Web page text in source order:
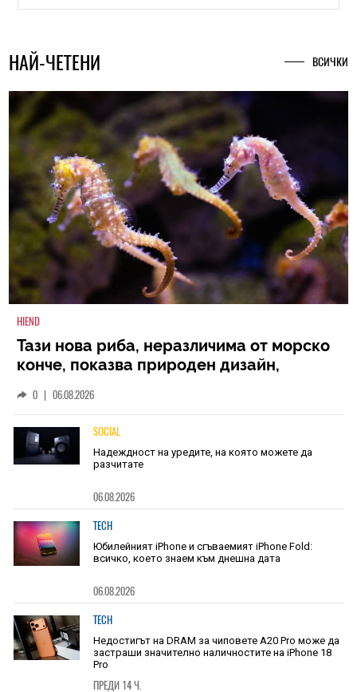
НАЙ-ЧЕТЕНИ ВСИЧКИ
HIEND
Тази нова риба, неразличима от морско
конче, показва природен дизайн,
0 | 06.08.2026
SOCIAL
Надеждност на уредите, на която можете да
разчитате
06.08.2026
TECH
Юбилейният iPhone и сгъваемият iPhone Fold:
всичко, което знаем към днешна дата
06.08.2026
TECH
Недостигът на DRAM за чиповете A20 Pro може да
застраши значително наличностите на iPhone 18
Pro
ПРЕДИ 14 Ч.